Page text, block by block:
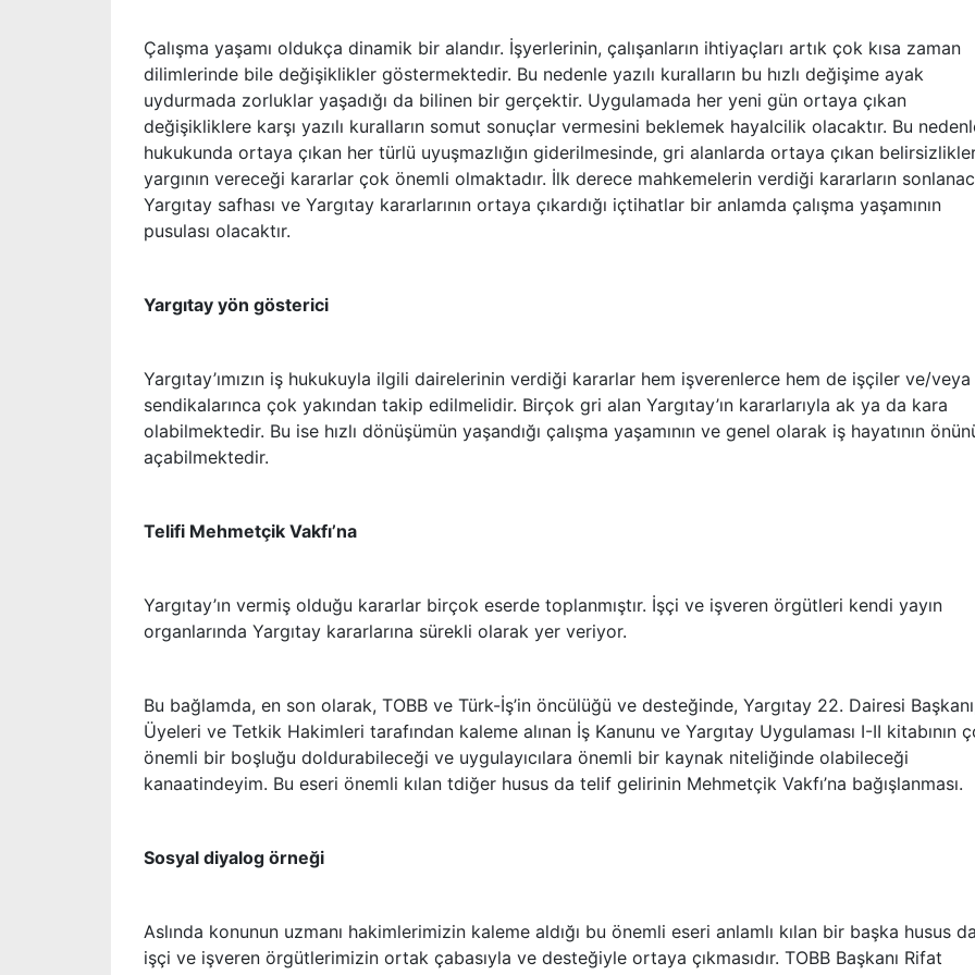
Çalışma yaşamı oldukça dinamik bir alandır. İşyerlerinin, çalışanların ihtiyaçları artık çok kısa zaman
dilimlerinde bile değişiklikler göstermektedir. Bu nedenle yazılı kuralların bu hızlı değişime ayak
uydurmada zorluklar yaşadığı da bilinen bir gerçektir. Uygulamada her yeni gün ortaya çıkan
değişikliklere karşı yazılı kuralların somut sonuçlar vermesini beklemek hayalcilik olacaktır. Bu
hukukunda ortaya çıkan her türlü uyuşmazlığın giderilmesinde, gri alanlarda ortaya çıkan
yargının vereceği kararlar çok önemli olmaktadır. İlk derece mahkemelerin verdiği kararların
Yargıtay safhası ve Yargıtay kararlarının ortaya çıkardığı içtihatlar bir anlamda çalışma yaşamının
pusulası olacaktır.
Yargıtay yön gösterici
Yargıtay’ımızın iş hukukuyla ilgili dairelerinin verdiği kararlar hem işverenlerce hem de işçiler ve/
sendikalarınca çok yakından takip edilmelidir. Birçok gri alan Yargıtay’ın kararlarıyla ak ya da kara
olabilmektedir. Bu ise hızlı dönüşümün yaşandığı çalışma yaşamının ve genel olarak iş hayatının
açabilmektedir.
Telifi Mehmetçik Vakfı’na
Yargıtay’ın vermiş olduğu kararlar birçok eserde toplanmıştır. İşçi ve işveren örgütleri kendi yayın
organlarında Yargıtay kararlarına sürekli olarak yer veriyor.
Bu bağlamda, en son olarak, TOBB ve Türk-İş’in öncülüğü ve desteğinde, Yargıtay 22. Dairesi
Üyeleri ve Tetkik Hakimleri tarafından kaleme alınan İş Kanunu ve Yargıtay Uygulaması I-II kitabının
önemli bir boşluğu doldurabileceği ve uygulayıcılara önemli bir kaynak niteliğinde olabileceği
kanaatindeyim. Bu eseri önemli kılan tdiğer husus da telif gelirinin Mehmetçik Vakfı’na bağışlanması.
Sosyal diyalog örneği
Aslında konunun uzmanı hakimlerimizin kaleme aldığı bu önemli eseri anlamlı kılan bir başka husus da
işçi ve işveren örgütlerimizin ortak çabasıyla ve desteğiyle ortaya çıkmasıdır. TOBB Başkanı Rifat